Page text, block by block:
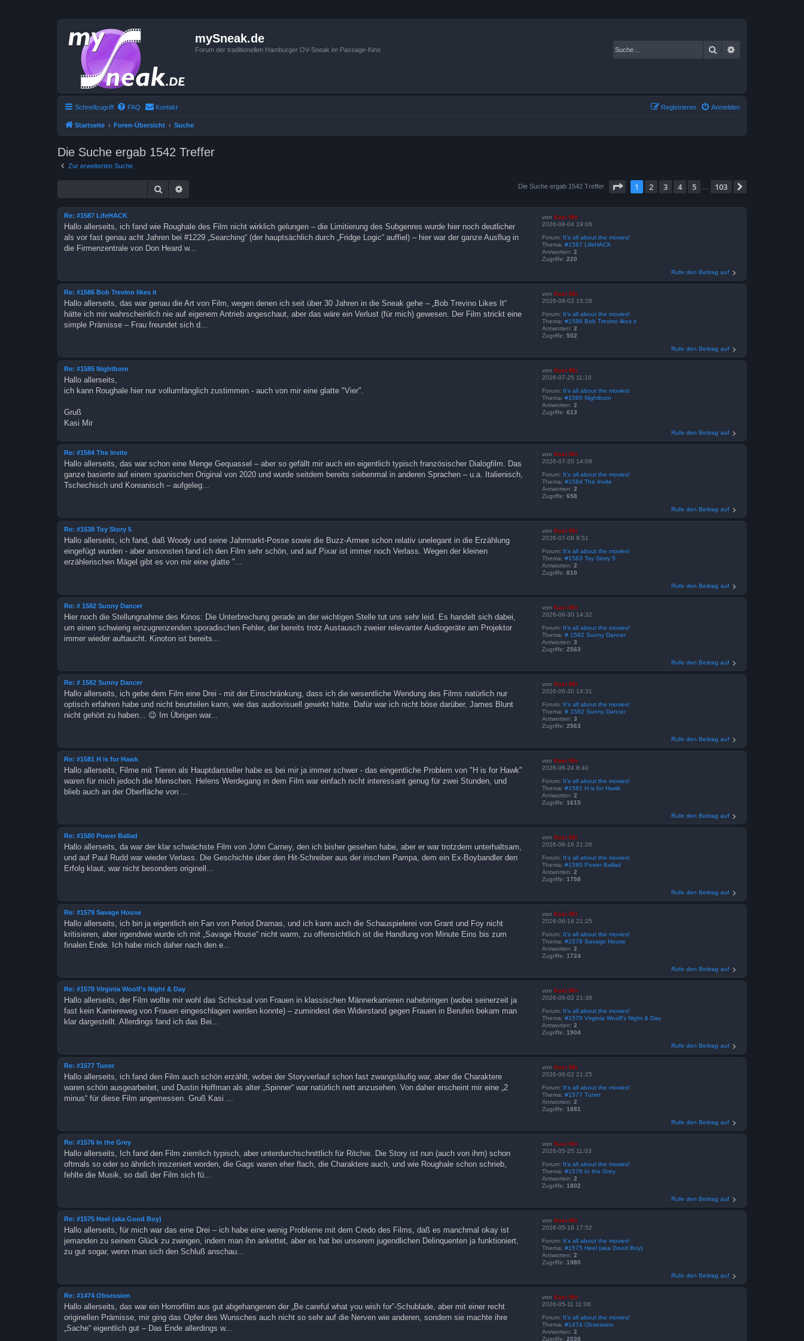
mySneak.de
Forum der traditionellen Hamburger OV-Sneak im Passage-Kino Suche
Schnellzugriff FAQ Kontakt Anmelden
Registrieren
Startseite Foren-Übersicht Suche
Die Suche ergab 1542 Treffer
Zur erweiterten Suche
Suche Die Suche ergab 1542 Treffer Seite von103
1 2 3 4 5 103
von Kasi Mir
2026-08-04 19:06
Forum: It's all about the movies!
Thema: #1587 LifeHACK
Antworten: 2
Zugriffe: 220
Re: #1587 LifeHACK
Hallo allerseits, ich fand wie Roughale des Film nicht wirklich gelungen – die Limitierung des Subgenres wurde hier noch deutlicher
als vor fast genau acht Jahren bei #1229 „Searching“ (der hauptsächlich durch „Fridge Logic“ auffiel) – hier war der ganze Ausflug in
die Firmenzentrale von Don Heard w...
Rufe den Beitrag auf
von Kasi Mir
2026-08-02 15:28
Forum: It's all about the movies!
Thema: #1586 Bob Trevino likes it
Antworten: 2
Zugriffe: 502
Re: #1586 Bob Trevino likes it
Hallo allerseits, das war genau die Art von Film, wegen denen ich seit über 30 Jahren in die Sneak gehe – „Bob Trevino Likes It“
hätte ich mir wahrscheinlich nie auf eigenem Antrieb angeschaut, aber das wäre ein Verlust (für mich) gewesen. Der Film strickt eine
simple Prämisse – Frau freundet sich d...
Rufe den Beitrag auf
von Kasi Mir
2026-07-25 11:10
Forum: It's all about the movies!
Thema: #1585 Nightborn
Antworten: 2
Zugriffe: 613
Re: #1585 Nightborn
Hallo allerseits,
ich kann Roughale hier nur vollumfänglich zustimmen - auch von mir eine glatte "Vier".
Gruß
Kasi Mir
Rufe den Beitrag auf
von Kasi Mir
2026-07-20 14:09
Forum: It's all about the movies!
Thema: #1584 The Invite
Antworten: 2
Zugriffe: 658
Re: #1584 The Invite
Hallo allerseits, das war schon eine Menge Gequassel – aber so gefällt mir auch ein eigentlich typisch französischer Dialogfilm. Das
ganze basierte auf einem spanischen Original von 2020 und wurde seitdem bereits siebenmal in anderen Sprachen – u.a. Italienisch,
Tschechisch und Koreanisch – aufgeleg...
Rufe den Beitrag auf
von Kasi Mir
2026-07-08 9:51
Forum: It's all about the movies!
Thema: #1583 Toy Story 5
Antworten: 2
Zugriffe: 810
Re: #1538 Toy Story 5
Hallo allerseits, ich fand, daß Woody und seine Jahrmarkt-Posse sowie die Buzz-Armee schon relativ unelegant in die Erzählung
eingefügt wurden - aber ansonsten fand ich den Film sehr schön, und auf Pixar ist immer noch Verlass. Wegen der kleinen
erzählerischen Mägel gibt es von mir eine glatte "...
Rufe den Beitrag auf
von Kasi Mir
2026-06-30 14:32
Forum: It's all about the movies!
Thema: # 1582 Sunny Dancer
Antworten: 3
Zugriffe: 2563
Re: # 1582 Sunny Dancer
Hier noch die Stellungnahme des Kinos: Die Unterbrechung gerade an der wichtigen Stelle tut uns sehr leid. Es handelt sich dabei,
um einen schwierig einzugrenzenden sporadischen Fehler, der bereits trotz Austausch zweier relevanter Audiogeräte am Projektor
immer wieder auftaucht. Kinoton ist bereits...
Rufe den Beitrag auf
von Kasi Mir
2026-06-30 14:31
Forum: It's all about the movies!
Thema: # 1582 Sunny Dancer
Antworten: 3
Zugriffe: 2563
Re: # 1582 Sunny Dancer
Hallo allerseits, ich gebe dem Film eine Drei - mit der Einschränkung, dass ich die wesentliche Wendung des Films natürlich nur
optisch erfahren habe und nicht beurteilen kann, wie das audiovisuell gewirkt hätte. Dafür war ich nicht böse darüber, James Blunt
nicht gehört zu haben... 😉 Im Übrigen war...
Rufe den Beitrag auf
von Kasi Mir
2026-06-24 8:40
Forum: It's all about the movies!
Thema: #1581 H is for Hawk
Antworten: 2
Zugriffe: 1615
Re: #1581 H is for Hawk
Hallo allerseits, Filme mit Tieren als Hauptdarsteller habe es bei mir ja immer schwer - das eingentliche Problem von "H is for Hawk"
waren für mich jedoch die Menschen. Helens Werdegang in dem Film war einfach nicht interessant genug für zwei Stunden, und
blieb auch an der Oberfläche von ...
Rufe den Beitrag auf
von Kasi Mir
2026-06-16 21:26
Forum: It's all about the movies!
Thema: #1580 Power Ballad
Antworten: 2
Zugriffe: 1758
Re: #1580 Power Ballad
Hallo allerseits, da war der klar schwächste Film von John Carney, den ich bisher gesehen habe, aber er war trotzdem unterhaltsam,
und auf Paul Rudd war wieder Verlass. Die Geschichte über den Hit-Schreiber aus der irischen Pampa, dem ein Ex-Boybandler den
Erfolg klaut, war nicht besonders originell...
Rufe den Beitrag auf
von Kasi Mir
2026-06-16 21:25
Forum: It's all about the movies!
Thema: #1579 Savage House
Antworten: 2
Zugriffe: 1724
Re: #1579 Savage House
Hallo allerseits, ich bin ja eigentlich ein Fan von Period Dramas, und ich kann auch die Schauspielerei von Grant und Foy nicht
kritisieren, aber irgendwie wurde ich mit „Savage House“ nicht warm, zu offensichtlich ist die Handlung von Minute Eins bis zum
finalen Ende. Ich habe mich daher nach den e...
Rufe den Beitrag auf
von Kasi Mir
2026-06-02 21:38
Forum: It's all about the movies!
Thema: #1578 Virginia Woolf's Night & Day
Antworten: 2
Zugriffe: 1904
Re: #1578 Virginia Woolf's Night & Day
Hallo allerseits, der Film wollte mir wohl das Schicksal von Frauen in klassischen Männerkarrieren nahebringen (wobei seinerzeit ja
fast kein Karriereweg von Frauen eingeschlagen werden konnte) – zumindest den Widerstand gegen Frauen in Berufen bekam man
klar dargestellt. Allerdings fand ich das Bei...
Rufe den Beitrag auf
von Kasi Mir
2026-06-02 21:25
Forum: It's all about the movies!
Thema: #1577 Tuner
Antworten: 2
Zugriffe: 1881
Re: #1577 Tuner
Hallo allerseits, ich fand den Film auch schön erzählt, wobei der Storyverlauf schon fast zwangsläufig war, aber die Charaktere
waren schön ausgearbeitet, und Dustin Hoffman als alter „Spinner“ war natürlich nett anzusehen. Von daher erscheint mir eine „2
minus“ für diese Film angemessen. Gruß Kasi ...
Rufe den Beitrag auf
von Kasi Mir
2026-05-25 11:03
Forum: It's all about the movies!
Thema: #1576 In the Grey
Antworten: 2
Zugriffe: 1802
Re: #1576 In the Grey
Hallo allerseits, Ich fand den Film ziemlich typisch, aber unterdurchschnittlich für Ritchie. Die Story ist nun (auch von ihm) schon
oftmals so oder so ähnlich inszeniert worden, die Gags waren eher flach, die Charaktere auch, und wie Roughale schon schrieb,
fehlte die Musik, so daß der Film sich fü...
Rufe den Beitrag auf
von Kasi Mir
2026-05-18 17:52
Forum: It's all about the movies!
Thema: #1575 Heel (aka Good Boy)
Antworten: 2
Zugriffe: 1980
Re: #1575 Heel (aka Good Boy)
Hallo allerseits, für mich war das eine Drei – ich habe eine wenig Probleme mit dem Credo des Films, daß es manchmal okay ist
jemanden zu seinem Glück zu zwingen, indem man ihn ankettet, aber es hat bei unserem jugendlichen Delinquenten ja funktioniert,
zu gut sogar, wenn man sich den Schluß anschau...
Rufe den Beitrag auf
von Kasi Mir
2026-05-11 11:06
Forum: It's all about the movies!
Thema: #1474 Obsession
Antworten: 2
Zugriffe: 2038
Re: #1474 Obsession
Hallo allerseits, das war ein Horrorfilm aus gut abgehangenen der „Be careful what you wish for”-Schublade, aber mit einer recht
originellen Prämisse, mir ging das Opfer des Wunsches auch nicht so sehr auf die Nerven wie anderen, sondern sie machte ihre
„Sache“ eigentlich gut – Das Ende allerdings w...